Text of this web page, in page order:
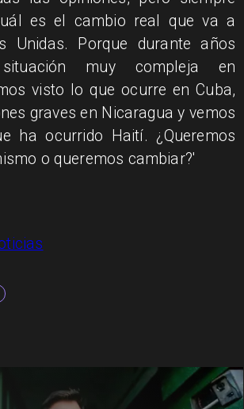
es el cambio real que va a
Unidas. Porque durante años
muy compleja en
visto lo que ocurre en Cuba,
graves en Nicaragua y vemos
ha ocurrido Haití. ¿Queremos
o queremos cambiar?'